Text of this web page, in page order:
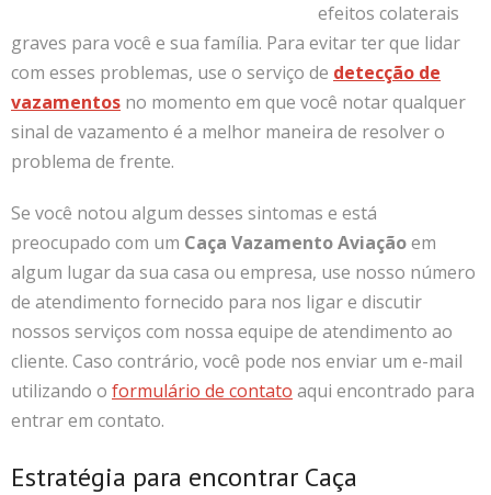
efeitos colaterais
graves para você e sua família. Para evitar ter que lidar
com esses problemas, use o serviço de detecção de
vazamentos no momento em que você notar qualquer
sinal de vazamento é a melhor maneira de resolver o
problema de frente.
Se você notou algum desses sintomas e está
preocupado com um Caça Vazamento Aviaçãoem
algum lugar da sua casa ou empresa, use nosso número
de atendimento fornecido para nos ligar e discutir
nossos serviços com nossa equipe de atendimento ao
cliente. Caso contrário, você pode nos enviar um e-mail
utilizando o formulário de contato aqui encontrado para
entrar em contato.
Estratégia para encontrar Caça